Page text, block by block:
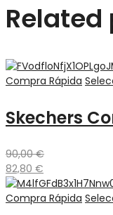
Compra Rápida
Skechers
90,00€
82,80 €
Compra Rápida